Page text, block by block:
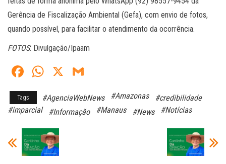
Gerência de Fiscalização Ambiental (Gefa), com envio de fotos,
quando possível, para facilitar o atendimento da ocorrência.
FOTOS: Divulgação/Ipaam
Fa
ce
bo
W
ts
A
pp
X
ail
Tags #AgenciaWebNews #Amazonas
#credibilidade
#imparcial
#Informação #Manaus #News #Notícias